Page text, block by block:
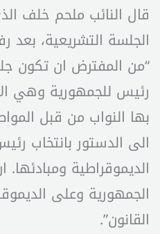
قال النائب ملحم خلف
الجلسة التشريعية،
“من المفترض ان تكون
رئيس للجمهورية وهي
بها النواب من قبل
الى الدستور بانتخاب
الديموقراطية
الجمهورية وعلى
القانون”.